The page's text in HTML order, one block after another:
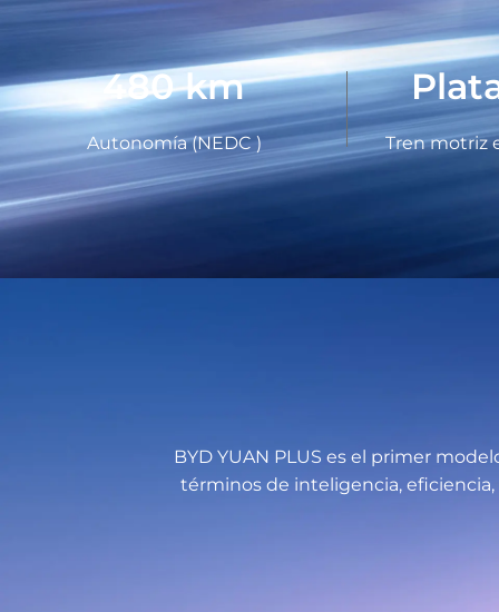
480km
Autonomía (NEDC ) Tren motriz
BYD YUAN PLUS es el primer
términos de inteligencia,